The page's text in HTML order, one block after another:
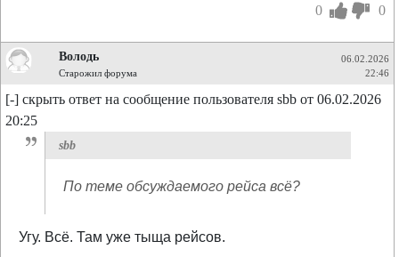
0 0
Володь
Старожил форума
06.02.2026
22:46
[-] скрыть ответ на сообщение пользователя sbb от 06.02.2026
20:25
sbb
По теме обсуждаемого рейса всё?
Угу. Всё. Там уже тыща рейсов.